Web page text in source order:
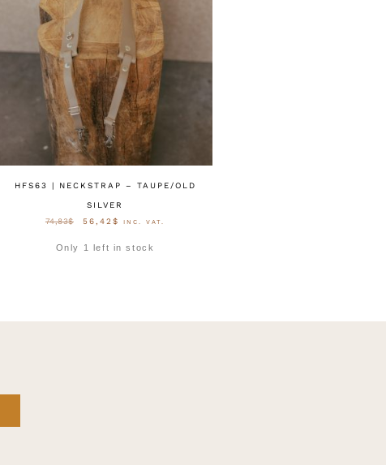
HFS63 | NECKSTRAP – TAUPE/OLD
SILVER
74,83$ 56,42$ INC. VAT.
Only 1 left in stock